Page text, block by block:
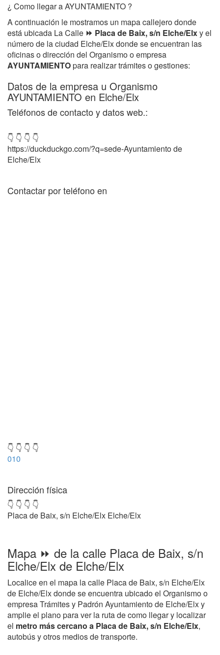
¿ Como llegar a AYUNTAMIENTO ?
A continuación le mostramos un mapa callejero donde
está ubicada La Calle ⏩ Placa de Baix, s/n Elche/Elxy el
número de la ciudad Elche/Elx donde se encuentran las
oficinas o dirección del Organismo o empresa
AYUNTAMIENTOpara realizar trámites o gestiones:
Datos de la empresa u Organismo
AYUNTAMIENTO en Elche/Elx
Teléfonos de contacto y datos web.:
👇 👇 👇 👇
https://duckduckgo.com/?q=sede-Ayuntamiento de
Elche/Elx
Contactar por teléfono en
👇 👇 👇 👇
010
Dirección física
👇 👇 👇 👇
Placa de Baix, s/n Elche/Elx Elche/Elx
Mapa ⏩ de la calle Placa de Baix, s/n
Elche/Elx de Elche/Elx
Localice en el mapa la calle Placa de Baix, s/n Elche/Elx
de Elche/Elx donde se encuentra ubicado el Organismo o
empresa Trámites y Padrón Ayuntamiento de Elche/Elx y
amplie el plano para ver la ruta de como llegar y localizar
el metro más cercano a Placa de Baix, s/n Elche/Elx,
autobús y otros medios de transporte.